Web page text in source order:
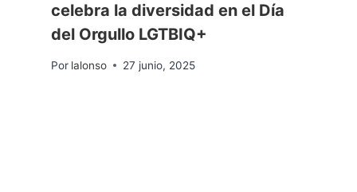
celebra la diversidad en el Día
del Orgullo LGTBIQ+
Por lalonso 27 junio, 2025